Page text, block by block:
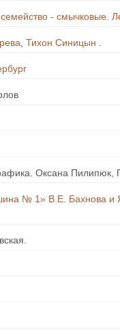
- смычковые.
,Тихон Синицын .
Оксана Пилипюк,
№ 1» В.Е. Бахнова и